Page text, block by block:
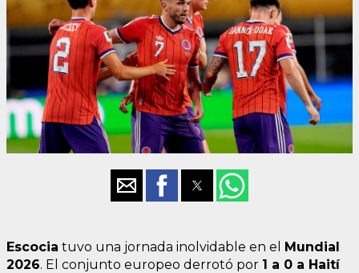
Escocia tuvo una jornada inolvidable en el Mundial
2026. El conjunto europeo derrotó por 1 a 0 a Haití